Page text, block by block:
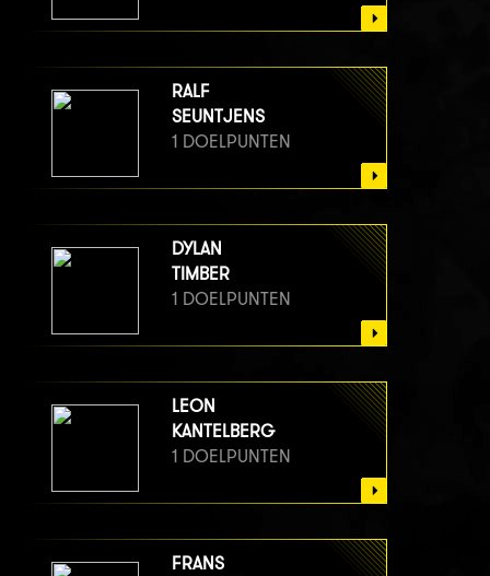
RALF
SEUNTJENS
1 DOELPUNTEN
DYLAN
TIMBER
1 DOELPUNTEN
LEON
KANTELBERG
1 DOELPUNTEN
FRANS